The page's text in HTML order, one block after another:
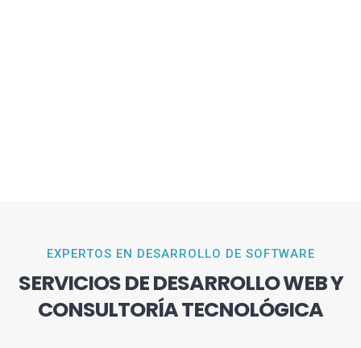
EXPERTOS EN DESARROLLO DE SOFTWARE
SERVICIOS DE DESARROLLO WEB Y
CONSULTORÍA TECNOLÓGICA